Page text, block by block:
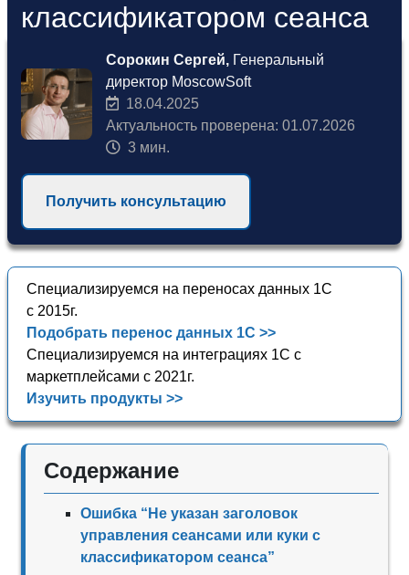
классификатором сеанса
Сорокин Сергей, Генеральный
директор MoscowSoft
18.04.2025
Актуальность проверена: 01.07.2026
3 мин.
Получить консультацию
Специализируемся на переносах данных 1С
с 2015г.
Подобрать перенос данных 1С >>
Специализируемся на интеграциях 1С с
маркетплейсами с 2021г.
Изучить продукты >>
Содержание
Ошибка “Не указан заголовок
управления сеансами или куки с
классификатором сеанса”